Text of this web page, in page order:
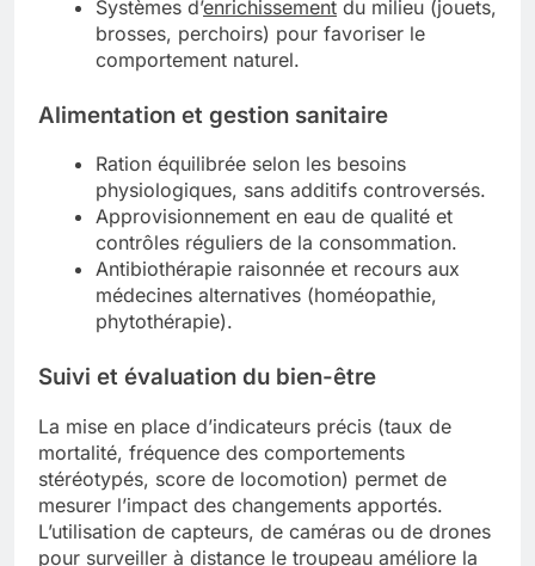
Systèmes d’enrichissement du milieu (jouets,
brosses, perchoirs) pour favoriser le
comportement naturel.
Alimentation et gestion sanitaire
Ration équilibrée selon les besoins
physiologiques, sans additifs controversés.
Approvisionnement en eau de qualité et
contrôles réguliers de la consommation.
Antibiothérapie raisonnée et recours aux
médecines alternatives (homéopathie,
phytothérapie).
Suivi et évaluation du bien-être
La mise en place d’indicateurs précis (taux de
mortalité, fréquence des comportements
stéréotypés, score de locomotion) permet de
mesurer l’impact des changements apportés.
L’utilisation de capteurs, de caméras ou de drones
pour surveiller à distance le troupeau améliore la